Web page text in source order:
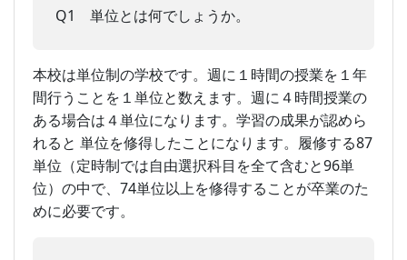
Q1 単位とは何でしょうか。
本校は単位制の学校です。週に１時間の授業を１年
間行うことを１単位と数えます。週に４時間授業の
ある場合は４単位になります。学習の成果が認めら
れると 単位を修得したことになります。履修する87
単位（定時制では自由選択科目を全て含むと96単
位）の中で、74単位以上を修得することが卒業のた
めに必要です。